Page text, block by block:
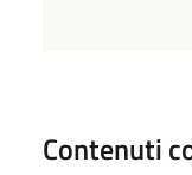
Contenuti